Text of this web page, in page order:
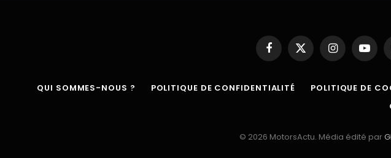
Facebook
X
(Twitter)
Instagram
QUI SOMMES-NOUS ? POLITIQUE DE CONFIDENTIALITÉ POLITIQUE DE
© 2026 MotorsActu. Média édité par